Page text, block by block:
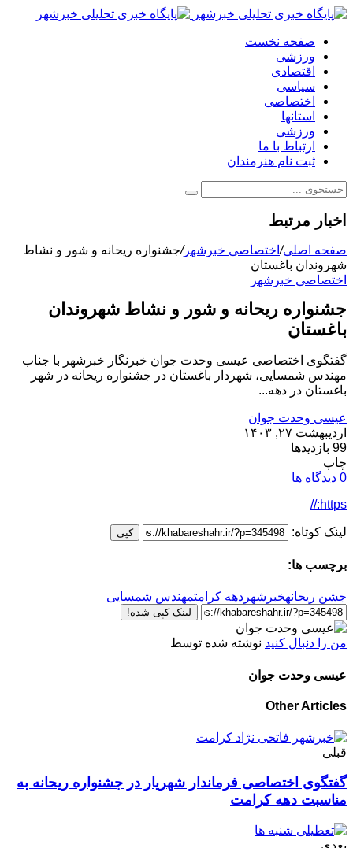
صفحه نخست
ورزشی
اقتصادی
سیاسی
اختصاصی
استانها
ورزشی
ارتباط با ما
ثبت نام هنرمندان
اخبار مرتبط
صفحه اصلی/اختصاصی خبرشهر/جشنواره ریحانه و شور و نشاط
شهروندان باغستان
اختصاصی خبرشهر
جشنواره ریحانه و شور و نشاط شهروندان
باغستان
گفتگوی اختصاصی عیسی وحدت جوان خبرنگار خبرشهر با جناب
مهندس شمسایی، شهردار باغستان در جشنواره ریحانه در شهر
باغستان در دهه...
عیسی وحدت جوان
اردیبهشت ۲۷, ۱۴۰۳
99 بازدیدها
چاپ
0 دیدگاه ها
https://
لینک کوتاه: کپی
برچسب ها:
جشن ریحانهخبرشهر دهه کرامتمهندس شمسایی
لینک کپی شده!
من را دنبال کنید نوشته شده توسط
عیسی وحدت جوان
Other Articles
قبلی
گفتگوی اختصاصی فرماندار شهریار در جشنواره ریحانه به
مناسبت دهه کرامت